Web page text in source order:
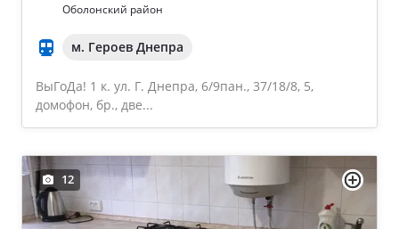
Оболонский район
м. Героев Днепра
ВыГоДа! 1 к. ул. Г. Днепра, 6/9пан., 37/18/8, 5,
домофон, бр., две...
12